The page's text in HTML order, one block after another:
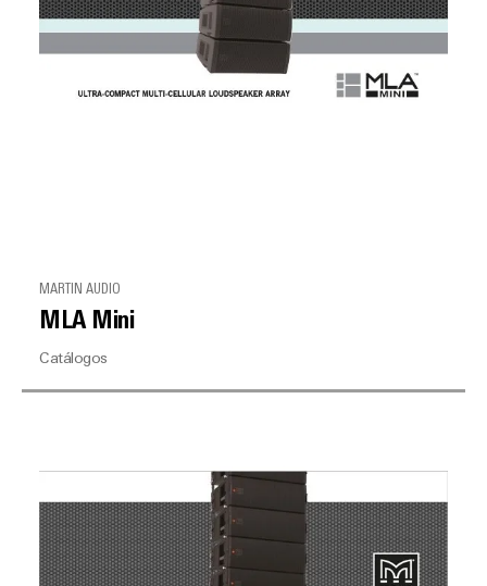
MARTIN AUDIO
MLA Mini
Catálogos